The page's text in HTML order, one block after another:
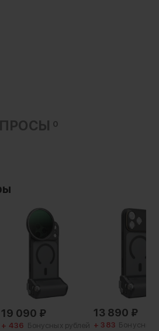
0
19 090 ₽
+ 436 Бонусных рублей
13 890 ₽
+ 383 Бонусных